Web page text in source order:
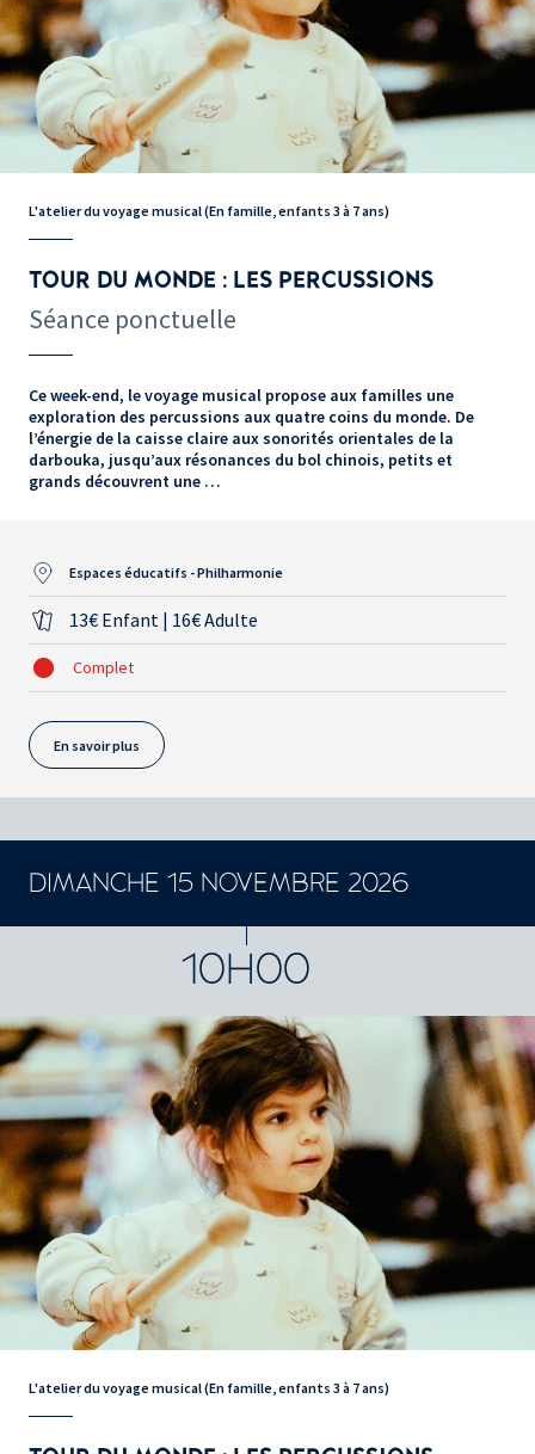
L'atelier du voyage musical (En famille, enfants 3 à 7 ans)
TOUR DU MONDE : LES PERCUSSIONS
Séance ponctuelle
Ce week-end, le voyage musical propose aux familles une
exploration des percussions aux quatre coins du monde. De
l’énergie de la caisse claire aux sonorités orientales de la
darbouka, jusqu’aux résonances du bol chinois, petits et
grands découvrent une …
Espaces éducatifs - Philharmonie
13€ Enfant | 16€ Adulte
Complet
En savoir plus
DIMANCHE 15 NOVEMBRE 2026
10H00
L'atelier du voyage musical (En famille, enfants 3 à 7 ans)